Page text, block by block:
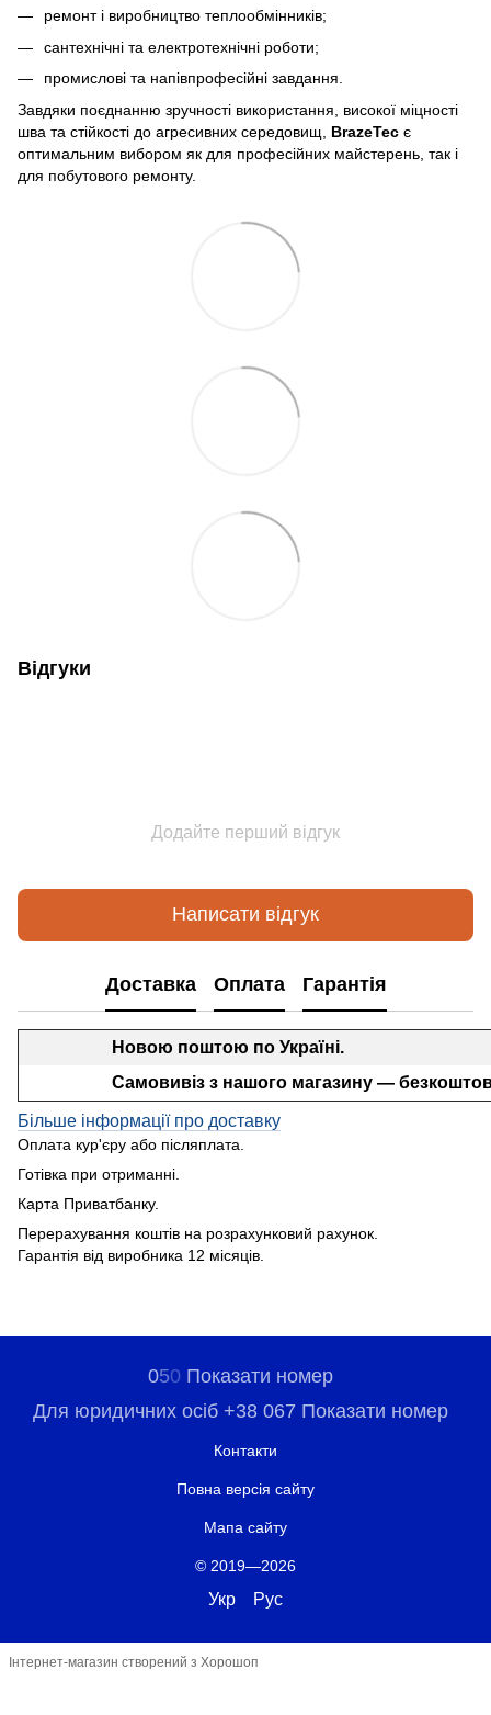
ремонт і виробництво теплообмінників;
сантехнічні та електротехнічні роботи;
промислові та напівпрофесійні завдання.
Завдяки поєднанню зручності використання, високої міцності
шва та стійкості до агресивних середовищ, BrazeTec є
оптимальним вибором як для професійних майстерень, так і
для побутового ремонту.
Відгуки
Додайте перший відгук
Написати відгук
Доставка Оплата Гарантія
Новою поштою по Україні.
Самовивіз з нашого магазину —
Більше інформації про доставку
Оплата кур'єру або післяплата.
Готівка при отриманні.
Карта Приватбанку.
Перерахування коштів на розрахунковий рахунок.
Гарантія від виробника 12 місяців.
050 Показати номер
Для юридичних осіб +38 067 Показати номер
Контакти
Повна версія сайту
Мапа сайту
© 2019—2026
Укр Рус
Інтернет-магазин створений з Хорошоп